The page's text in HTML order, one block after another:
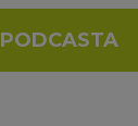
PODCASTA